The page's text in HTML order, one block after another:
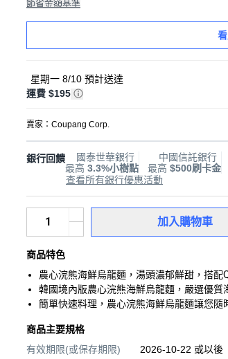
節省金額基準
星期一 8/10 預計送達
運費 $195
賣家： Coupang Corp.
銀行回饋
國泰世華銀行
最高 3.3%小樹點
中國信託銀行
最高 $500刷卡金
查看所有銀行優惠活動
加入購物車
商品特色
農心浣熊海鮮烏龍麵，湯頭濃郁鮮甜，搭配
韓國境內版農心浣熊海鮮烏龍麵，嚴選優質
簡單快速料理，農心浣熊海鮮烏龍麵讓您隨
商品主要規格
有效期限(或保存期限)
2026-10-22 或以後